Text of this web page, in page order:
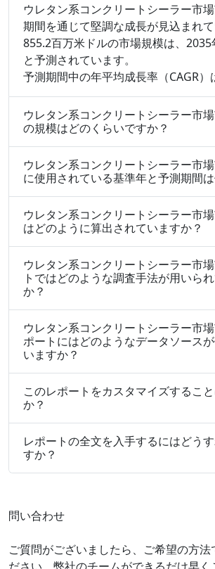
ウレタン系コンクリートシーラー市
期間を通じて堅調な成長が見込まれて
855.2百万米ドルの市場規模は、2035
と予測されています。
予測期間中の年平均成長率（CAGR）
ウレタン系コンクリートシーラー市
の規模はどのくらいですか？
ウレタン系コンクリートシーラー市
に使用されている基準年と予測期間
ウレタン系コンクリートシーラー市
はどのように算出されていますか？
ウレタン系コンクリートシーラー市
トではどのような調査手法が用いら
か？
ウレタン系コンクリートシーラー市
ポートにはどのようなデータソース
いますか？
このレポートをカスタマイズするこ
か？
レポートの全文を入手するにはどう
すか？
問い合わせ
ご質問がございましたら、ご希望の方法